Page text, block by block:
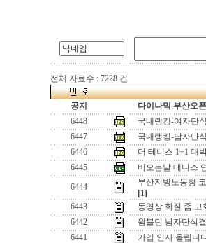
전체 자료수 : 7228 건
공지
다이나믹 부산오
6448
국내랭킹-여자단
6447
국내랭킹-남자단
6446
더 테니스 1+1 대
6445
비오는날 테니스
6444
부산지방노동청
[1]
6443
동영상 화질 좀 고
6442
윔블던 남자단식
6441
가입 인사 올립니